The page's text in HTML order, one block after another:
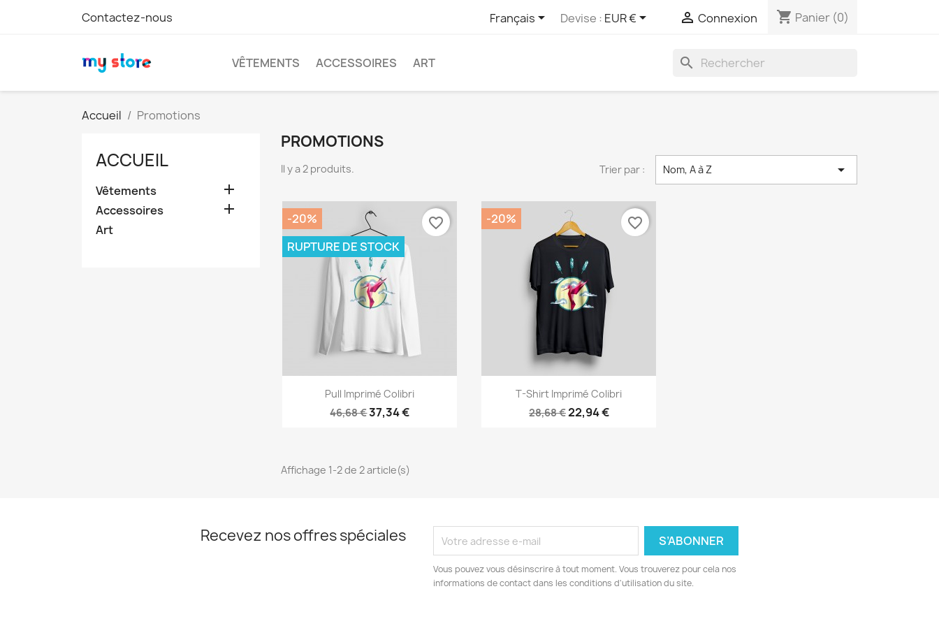
Contactez-nous Français Devise : EUR €  Connexion shopping_cart Panier (0)
VÊTEMENTS ACCESSOIRES ART search
Accueil Promotions
ACCUEIL
Vêtements 
Accessoires 
Art
PROMOTIONS
Il y a 2 produits. Trier par : Nom, A à Z 
Aperçu rapide
Pull Imprimé Colibri
46,68 €37,34 €
-20%
RUPTURE DE STOCK
favorite_border
Aperçu rapide
T-Shirt Imprimé Colibri
28,68 €22,94 €
-20% favorite_border
Affichage 1-2 de 2 article(s)
Recevez nos offres spéciales
Vous pouvez vous désinscrire à tout moment. Vous trouverez pour cela nos
informations de contact dans les conditions d'utilisation du site.